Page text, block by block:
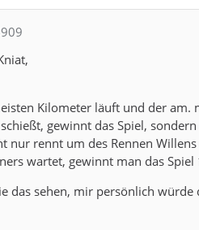
Kilometer läuft und der am.
gewinnt das Spiel,
nur rennt um des Rennen
wartet, gewinnt man das Spiel
das sehen, mir persönlich